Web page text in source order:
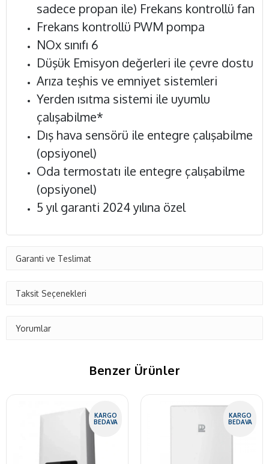
sadece propan ile) Frekans kontrollü fan
Frekans kontrollü PWM pompa
NOx sınıfı 6
Düşük Emisyon değerleri ile çevre dostu
Arıza teşhis ve emniyet sistemleri
Yerden ısıtma sistemi ile uyumlu
çalışabilme*
Dış hava sensörü ile entegre çalışabilme
(opsiyonel)
Oda termostatı ile entegre çalışabilme
(opsiyonel)
5 yıl garanti 2024 yılına özel
Garanti ve Teslimat
Taksit Seçenekleri
Yorumlar
Benzer Ürünler
KARGO
BEDAVA
KARGO
BEDAVA